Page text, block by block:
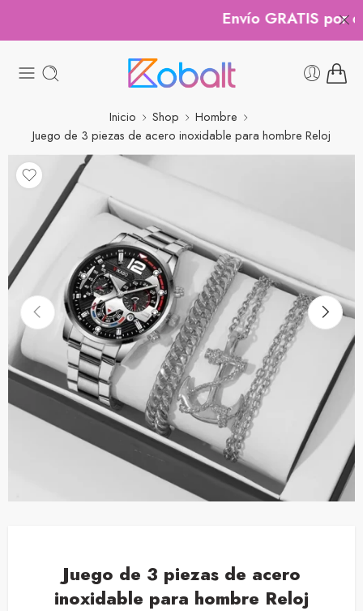
Envío GRATIS por
Inicio Shop
Hombre
Juego de 3 piezas de acero inoxidable para hombre Reloj
Juego de 3 piezas de acero
inoxidable para hombre Reloj